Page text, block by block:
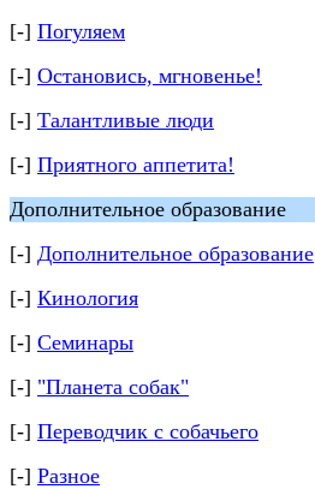
[-] Погуляем
[-] Остановись, мгновенье!
[-] Талантливые люди
[-] Приятного аппетита!
Дополнительное образование
[-] Дополнительное образование
[-] Кинология
[-] Семинары
[-] "Планета собак"
[-] Переводчик с собачьего
[-] Разное